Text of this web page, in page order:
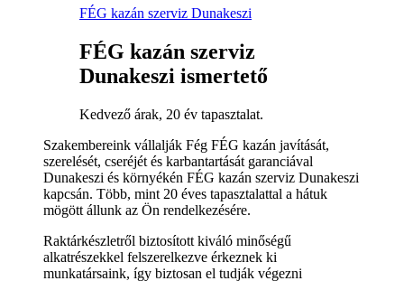
FÉG kazán szerviz Dunakeszi
FÉG kazán szerviz
Dunakeszi ismertető
Kedvező árak, 20 év tapasztalat.
Szakembereink vállalják Fég FÉG kazán javítását,
szerelését, cseréjét és karbantartását garanciával
Dunakeszi és környékén FÉG kazán szerviz Dunakeszi
kapcsán. Több, mint 20 éves tapasztalattal a hátuk
mögött állunk az Ön rendelkezésére.
Raktárkészletről biztosított kiváló minőségű
alkatrészekkel felszerelkezve érkeznek ki
munkatársaink, így biztosan el tudják végezni